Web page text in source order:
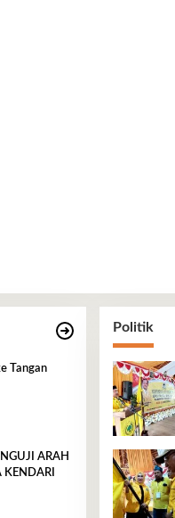
Tangan
ARAH
KENDARI
Politik